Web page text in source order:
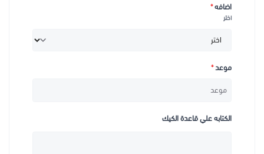
اضافه*
اختر
موعد*
الكتابه علي قاعدة الكيك